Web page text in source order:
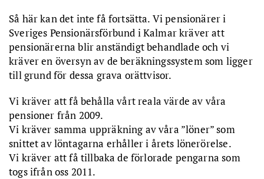
Så här kan det inte få fortsätta. Vi pensionärer i
Sveriges Pensionärsförbund i Kalmar kräver att
pensionärerna blir anständigt behandlade och vi
kräver en översyn av de beräkningssystem som ligger
till grund för dessa grava orättvisor.
Vi kräver att få behålla vårt reala värde av våra
pensioner från 2009.
Vi kräver samma uppräkning av våra ”löner” som
snittet av löntagarna erhåller i årets lönerörelse.
Vi kräver att få tillbaka de förlorade pengarna som
togs ifrån oss 2011.